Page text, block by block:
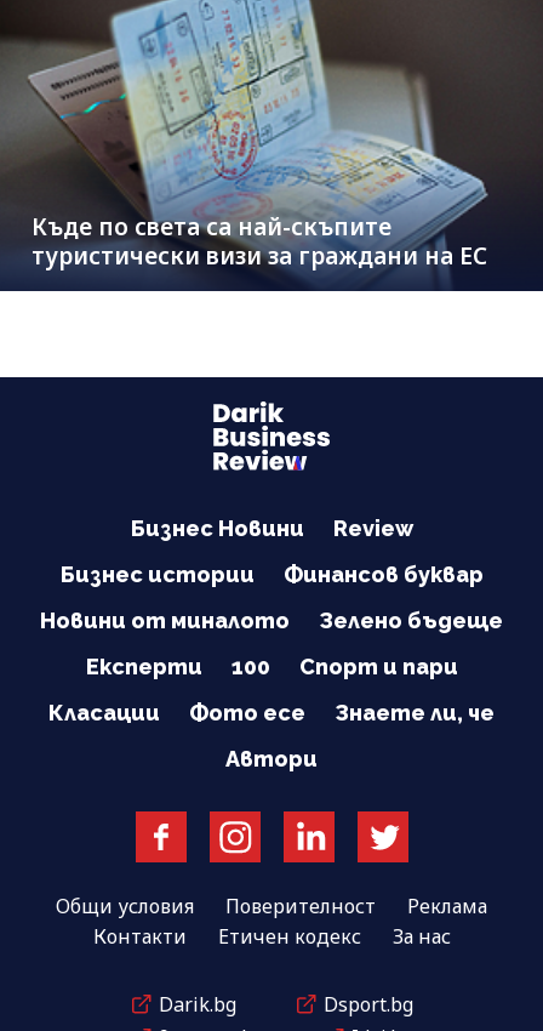
Къде по света са най-скъпите
туристически визи за граждани на ЕС
Бизнес Новини
Review
Бизнес истории
Финансов буквар
Новини от миналото
Зелено бъдеще
Експерти
100
Спорт и пари
Класации
Фото есе
Знаете ли, че
Автори
Общи условия Поверителност
Реклама
Контакти
Етичен кодекс За нас
Darik.bg
Dsport.bg